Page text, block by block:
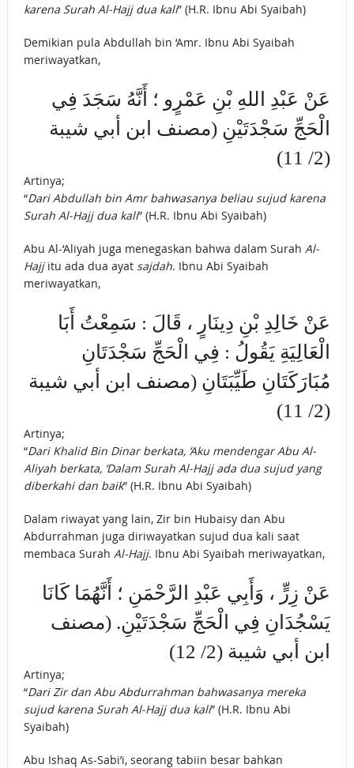
karena Surah Al-Hajj dua kali” (H.R. Ibnu Abi Syaibah)
Demikian pula Abdullah bin ‘Amr. Ibnu Abi Syaibah
meriwayatkan,
عَنْ عَبْدِ اللهِ بْنِ عَمْرٍو ؛ أَنَّهُ سَجَدَ فِي
الْحَجِّ سَجْدَتَيْنِ (مصنف ابن أبي شيبة
(2/ 11)
Artinya;
“Dari Abdullah bin Amr bahwasanya beliau sujud karena
Surah Al-Hajj dua kali” (H.R. Ibnu Abi Syaibah)
Abu Al-‘Aliyah juga menegaskan bahwa dalam Surah Al-
Hajjitu ada dua ayat sajdah. Ibnu Abi Syaibah
meriwayatkan,
عَنْ خَالِدِ بْنِ دِينَارٍ ، قَالَ : سَمِعْتُ أَبَا
الْعَالِيَةِ يَقُولُ : فِي الْحَجِّ سَجْدَتَانِ
مُبَارَكَتَانِ طَيِّبَتَانِ (مصنف ابن أبي شيبة
(2/ 11)
Artinya;
“Dari Khalid Bin Dinar berkata, ‘Aku mendengar Abu Al-
Aliyah berkata, ‘Dalam Surah Al-Hajj ada dua sujud yang
diberkahi dan baik” (H.R. Ibnu Abi Syaibah)
Dalam riwayat yang lain, Zir bin Hubaisy dan Abu
Abdurrahman juga diriwayatkan sujud dua kali saat
membaca Surah Al-Hajj. Ibnu Abi Syaibah meriwayatkan,
عَنْ زِرٍّ ، وَأَبِي عَبْدِ الرَّحْمَنِ ؛ أَنَّهُمَا كَانَا
يَسْجُدَانِ فِي الْحَجِّ سَجْدَتَيْنِ. (مصنف
ابن أبي شيبة (2/ 12)
Artinya;
“Dari Zir dan Abu Abdurrahman bahwasanya mereka
sujud karena Surah Al-Hajj dua kali” (H.R. Ibnu Abi
Syaibah)
Abu Ishaq As-Sabi’i, seorang tabiin besar bahkan